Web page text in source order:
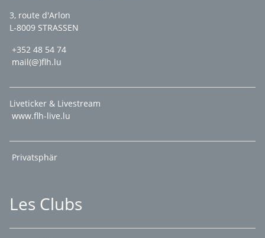
3, route d'Arlon
L-8009 STRASSEN
+352 48 54 74
mail(@)flh.lu
Liveticker & Livestream
www.flh-live.lu
Privatsphär
Les Clubs